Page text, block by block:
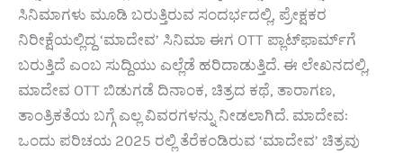
ಸಿನಿಮಾಗಳು ಮೂಡಿ ಬರುತ್ತಿರುವ ಸಂದರ್ಭದಲ್ಲಿ, ಪ್ರೇಕ್ಷಕರ
ನಿರೀಕ್ಷೆಯಲ್ಲಿದ್ದ ‘ಮಾದೇವ’ ಸಿನಿಮಾ ಈಗ OTT ಪ್ಲಾಟ್‌ಫಾರ್ಮ್‌ಗೆ
ಬರುತ್ತಿದೆ ಎಂಬ ಸುದ್ದಿಯು ಎಲ್ಲೆಡೆ ಹರಿದಾಡುತ್ತಿದೆ. ಈ ಲೇಖನದಲ್ಲಿ,
ಮಾದೇವ OTT ಬಿಡುಗಡೆ ದಿನಾಂಕ, ಚಿತ್ರದ ಕಥೆ, ತಾರಾಗಣ,
ತಾಂತ್ರಿಕತೆಯ ಬಗ್ಗೆ ಎಲ್ಲ ವಿವರಗಳನ್ನು ನೀಡಲಾಗಿದೆ. ಮಾದೇವ:
ಒಂದು ಪರಿಚಯ 2025 ರಲ್ಲಿ ತೆರೆಕಂಡಿರುವ ‘ಮಾದೇವ’ ಚಿತ್ರವು